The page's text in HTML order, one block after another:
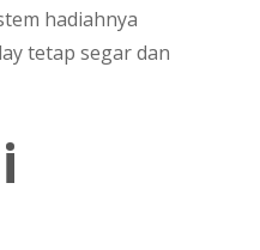
hadiahnya
tetap segar dan